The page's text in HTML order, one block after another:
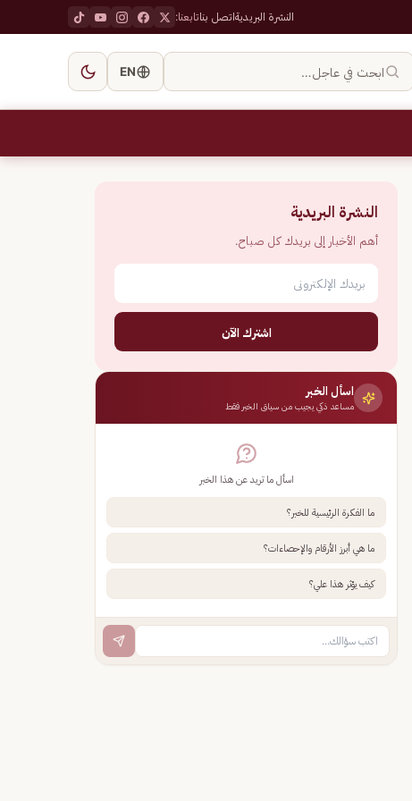
النشرة البريديةاتصل بناتابعنا:
ابحث في عاجل… EN
النشرة البريدية
أهم الأخبار إلى بريدك كل صباح.
اشترك الآن
اسأل الخبر
مساعد ذكي يجيب من سياق الخبر فقط
اسأل ما تريد عن هذا الخبر
ما الفكرة الرئيسية للخبر؟
ما هي أبرز الأرقام والإحصاءات؟
كيف يؤثر هذا علي؟